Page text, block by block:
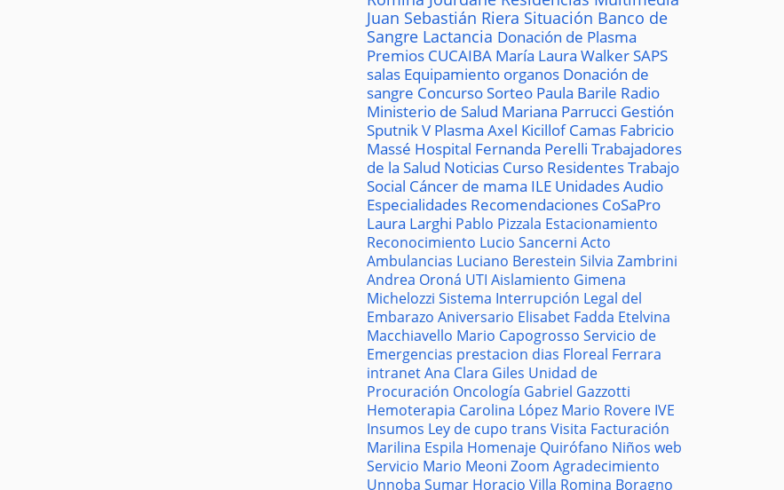
Juan Sebastián Riera Situación Banco de
Sangre Lactancia Donación de Plasma
Premios CUCAIBA María Laura WalkerSAPS
salas Equipamiento organos Donación de
sangre ConcursoSorteo Paula Barile Radio
Ministerio de Salud Mariana Parrucci Gestión
Sputnik V Plasma Axel KicillofCamas Fabricio
Massé Hospital Fernanda Perelli Trabajadores
de la Salud Noticias Curso ResidentesTrabajo
Social Cáncer de mama ILE UnidadesAudio
Especialidades Recomendaciones CoSaPro
Laura Larghi Pablo Pizzala Estacionamiento
Reconocimiento Lucio Sancerni Acto
Ambulancias Luciano Berestein Silvia Zambrini
Andrea Oroná UTI Aislamiento Gimena
Michelozzi Sistema Interrupción Legal del
Embarazo Aniversario Elisabet Fadda Etelvina
Macchiavello Mario Capogrosso Servicio de
Emergencias prestacion dias Floreal Ferrara
intranetAna Clara Giles Unidad de
Procuración Oncología Gabriel Gazzotti
Hemoterapia Carolina López Mario Rovere IVE
Insumos Ley de cupo trans Visita Facturación
Marilina Espila Homenaje Quirófano Niños web
Servicio Mario Meoni Zoom Agradecimiento
Unnoba Sumar Horacio Villa Romina Boragno